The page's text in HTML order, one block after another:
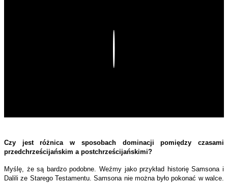
Czy jest różnica w sposobach dominacji pomiędzy czasami
przedchrześcijańskim a postchrześcijańskimi?
Myślę, że są bardzo podobne. Weźmy jako przykład historię Samsona i
Dalili ze Starego Testamentu. Samsona nie można było pokonać w walce.